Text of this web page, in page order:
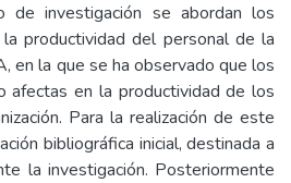
de investigación se abordan los
productividad del personal de la
en la que se ha observado que los
afectas en la productividad de los
Para la realización de este
bibliográfica inicial, destinada a
la investigación. Posteriormente